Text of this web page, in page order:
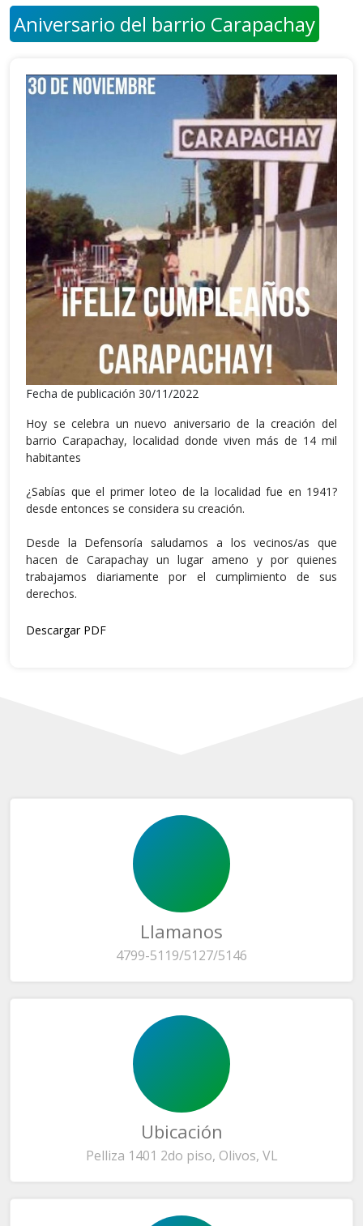
Aniversario del barrio Carapachay
Fecha de publicación 30/11/2022
Hoy se celebra un nuevo aniversario de la creación del
barrio Carapachay, localidad donde viven más de 14 mil
habitantes
¿Sabías que el primer loteo de la localidad fue en 1941?
desde entonces se considera su creación.
Desde la Defensoría saludamos a los vecinos/as que
hacen de Carapachay un lugar ameno y por quienes
trabajamos diariamente por el cumplimiento de sus
derechos.
Descargar PDF
Llamanos
4799-5119/5127/5146
Ubicación
Pelliza 1401 2do piso, Olivos, VL